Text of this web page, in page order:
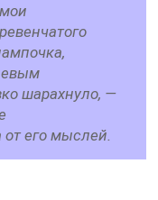
шарахнуло, —
от его мыслей.